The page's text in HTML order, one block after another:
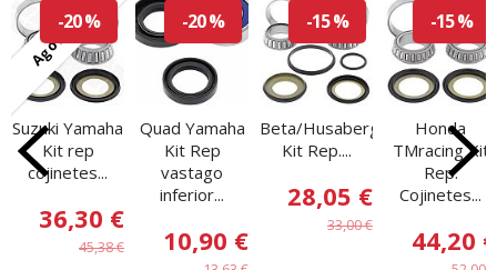
Agotado
-20 %
Suzuki Yamaha
Kit rep
cojinetes...
36,30 €
45,38 €
-20 %
Quad Yamaha
Kit Rep
vastago
inferior...
10,90 €
-15 %
Beta/Husaberg/Husqvarna/
Kit Rep....
28,05 €
33,00 €
-15 %
Honda
TMracing Kit
Rep.
Cojinetes...
44,20 €